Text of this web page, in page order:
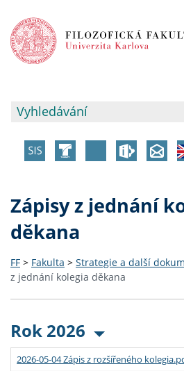
Zápisy z jednání
děkana
FF > Fakulta > Strategie a další
z jednání kolegia děkana
Rok 2026
2026-05-04 Zápis z rozšířeného